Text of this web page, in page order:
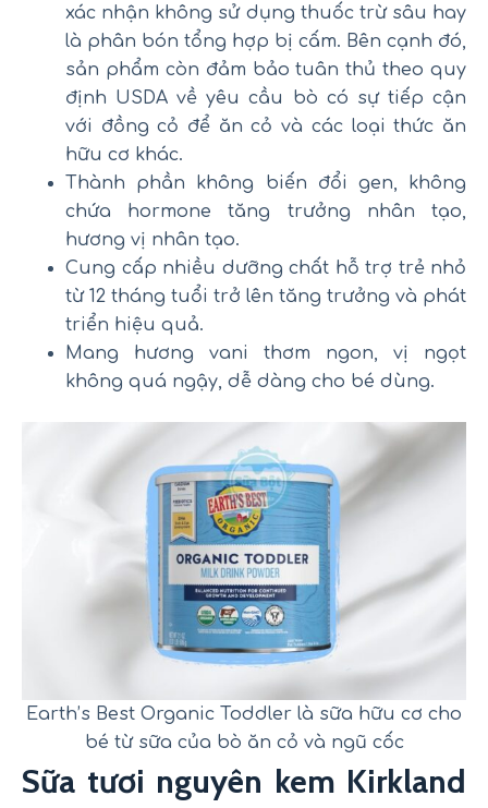
xác nhận không sử dụng thuốc trừ sâu hay
là phân bón tổng hợp bị cấm. Bên cạnh đó,
sản phẩm còn đảm bảo tuân thủ theo quy
định USDA về yêu cầu bò có sự tiếp cận
với đồng cỏ để ăn cỏ và các loại thức ăn
hữu cơ khác.
Thành phần không biến đổi gen, không
chứa hormone tăng trưởng nhân tạo,
hương vị nhân tạo.
Cung cấp nhiều dưỡng chất hỗ trợ trẻ nhỏ
từ 12 tháng tuổi trở lên tăng trưởng và phát
triển hiệu quả.
Mang hương vani thơm ngon, vị ngọt
không quá ngậy, dễ dàng cho bé dùng.
Earth’s Best Organic Toddler là sữa hữu cơ cho
bé từ sữa của bò ăn cỏ và ngũ cốc
Sữa tươi nguyên kem Kirkland